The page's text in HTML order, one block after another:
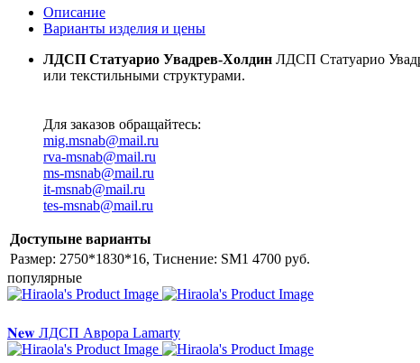
Описание
Варианты изделия и цены
ЛДСП Статуарио Увадрев-Холдин ЛДСП Статуарио
или текстильными структурами.
Для заказов обращайтесь:
mig.msnab@mail.ru
rva-msnab@mail.ru
ms-msnab@mail.ru
it-msnab@mail.ru
tes-msnab@mail.ru
Доступыне варианты
Размер: 2750*1830*16, Тиснение: SM1 4700 руб.
популярные
𝐍𝐞𝐰 ЛДСП Аврора Lamarty